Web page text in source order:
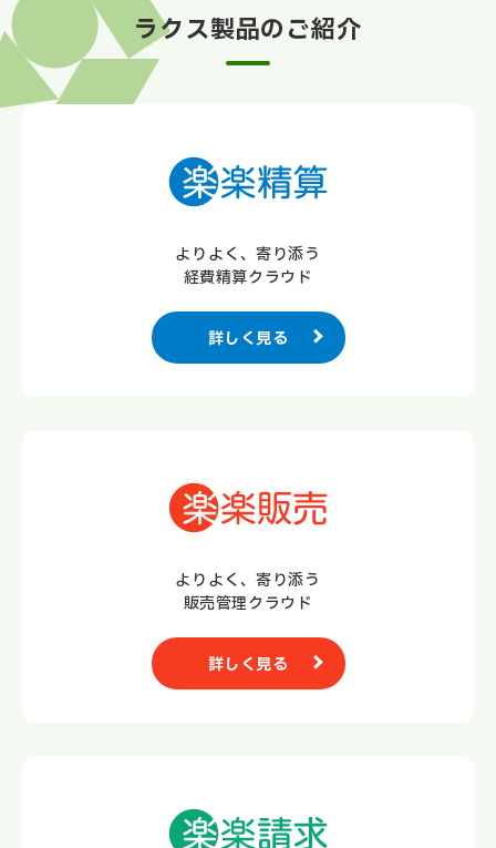
ラクス製品のご紹介
よりよく、寄り添う
経費精算クラウド
詳しく見る
よりよく、寄り添う
販売管理クラウド
詳しく見る